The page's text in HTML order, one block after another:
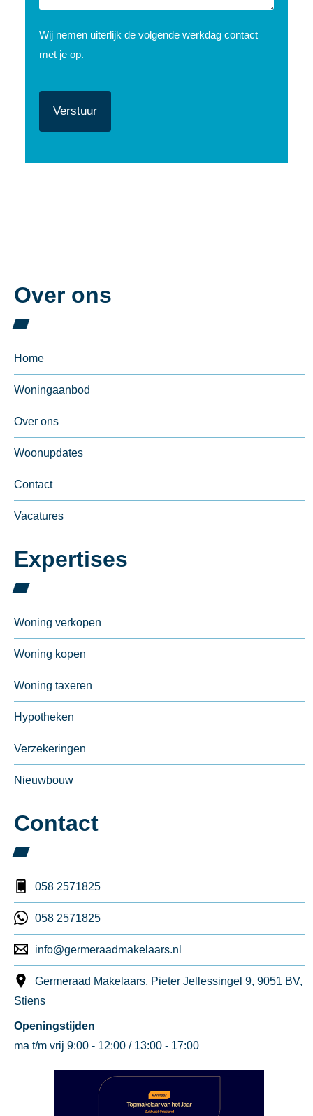
Wij nemen uiterlijk de volgende werkdag contact
met je op.
Over ons
Home
Woningaanbod
Over ons
Woonupdates
Contact
Vacatures
Expertises
Woning verkopen
Woning kopen
Woning taxeren
Hypotheken
Verzekeringen
Nieuwbouw
Contact
058 2571825
058 2571825
info@germeraadmakelaars.nl
Germeraad Makelaars, Pieter Jellessingel 9, 9051 BV,
Stiens
Openingstijden
ma t/m vrij 9:00 - 12:00 / 13:00 - 17:00